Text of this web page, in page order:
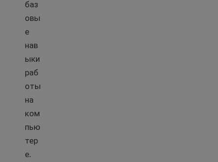
баз
овы
е
нав
ыки
раб
оты
на
ком
пью
тер
е.